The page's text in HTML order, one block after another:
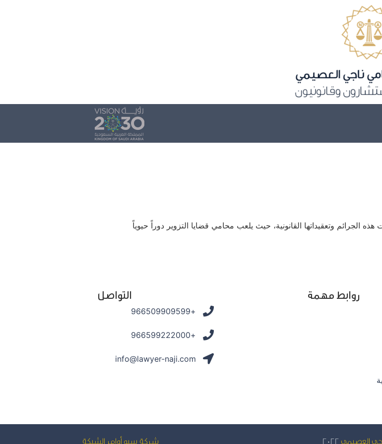
الجرائم وتعقيداتها القانونية، حيث يلعب محامي قضايا التزوير دوراً حيوياً
روابط مهمة التواصل
+966509909599
+966599222000
info@lawyer-naji.com
العصيمي شركة سيوأوامر الشبكة